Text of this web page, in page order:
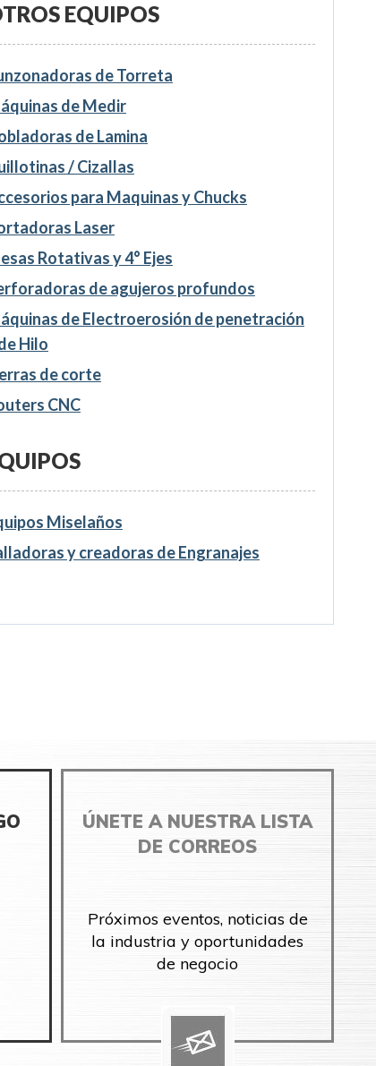
EQUIPOS
de Torreta
de Medir
de Lamina
/ Cizallas
para Maquinas y Chucks
Laser
Rotativas y 4° Ejes
de agujeros profundos
de Electroerosión de penetración
Hilo
de corte
CNC
Miselaños
y creadoras de Engranajes
ÚNETE A NUESTRA LISTA
DE CORREOS
Próximos eventos, noticias de
la industria y oportunidades
de negocio